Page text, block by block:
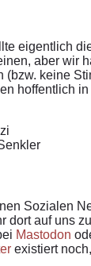
eigentlich
aber wir
(bzw. keine
hoffentlich
Sozialen
dort auf uns
Mastodon
existiert